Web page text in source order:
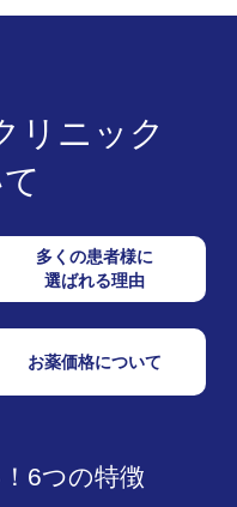
リニック
多くの患者様に
選ばれる理由
お薬価格について
6つの特徴